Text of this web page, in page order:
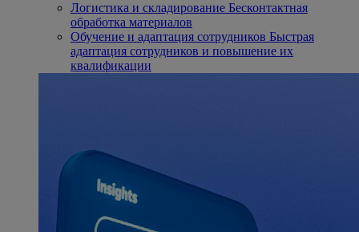
Логистика и складирование Бесконтактная
обработка материалов
Обучение и адаптация сотрудников Быстрая
адаптация сотрудников и повышение их
квалификации